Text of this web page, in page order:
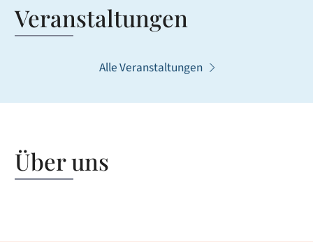
Veranstaltungen
Alle Veranstaltungen
Über uns